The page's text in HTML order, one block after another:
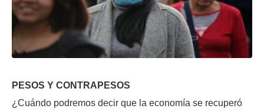
PESOS Y CONTRAPESOS
¿Cuándo podremos decir que la economía se recuperó